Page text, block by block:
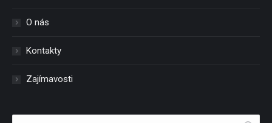
O nás
Kontakty
Zajímavosti